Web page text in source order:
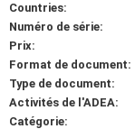
Countries:
Numéro de série:
Prix:
Format de document:
Type de document:
Activités de l'ADEA:
Catégorie: